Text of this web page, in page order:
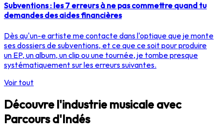
Subventions : les 7 erreurs à ne pas commettre quand tu
demandes des aides financières
Dès qu'un-e artiste me contacte dans l'optique que je monte
ses dossiers de subventions, et ce que ce soit pour produire
un EP, un album, un clip ou une tournée, je tombe presque
systématiquement sur les erreurs suivantes.
Voir tout
Découvre l'industrie musicale avec
Parcours d'Indés